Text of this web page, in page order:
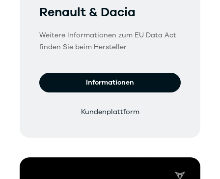
Renault & Dacia
Weitere Informationen zum EU Data Act
finden Sie beim Hersteller
Informationen
Kundenplattform